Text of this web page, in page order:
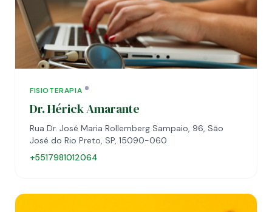
FISIOTERAPIA
Dr. Hérick Amarante
Rua Dr. José Maria Rollemberg Sampaio, 96, São
José do Rio Preto, SP, 15090-060
+5517981012064